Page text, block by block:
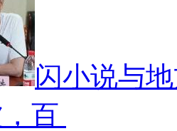
闪小说与
百